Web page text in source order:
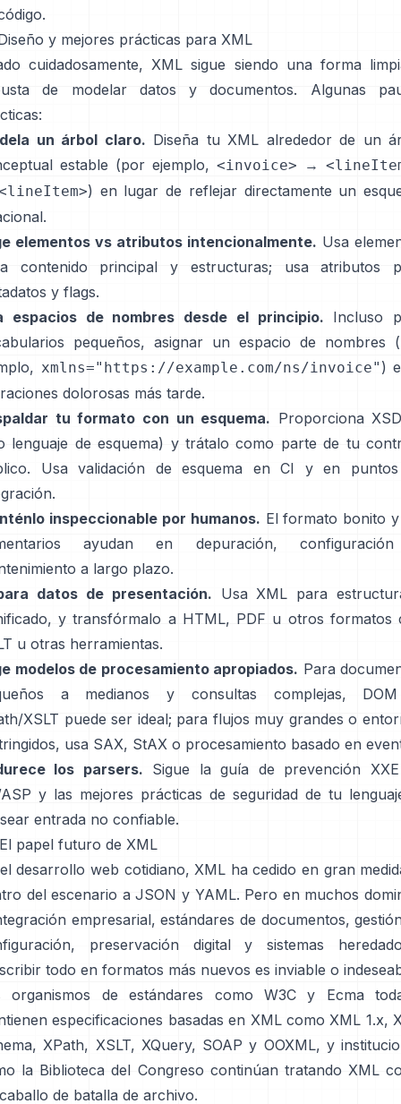
y mejores prácticas para XML
cuidadosamente, XML sigue siendo una forma
de modelar datos y documentos. Algunas
un árbol claro. Diseña tu XML alrededor de un
estable (por ejemplo, <invoice> →
) en lugar de reflejar directamente un
elementos vs atributos intencionalmente. Usa
contenido principal y estructuras; usa atributos
y flags.
espacios de nombres desde el principio. Incluso
pequeños, asignar un espacio de nombres
xmlns="https://example.com/ns/invoice" )
dolorosas más tarde.
tu formato con un esquema. Proporciona
lenguaje de esquema) y trátalo como parte de tu
Usa validación de esquema en CI y en
inspeccionable por humanos. El formato bonito
ayudan en depuración,
a largo plazo.
datos de presentación. Usa XML para
y transfórmalo a HTML, PDF u otros formatos
u otras herramientas.
modelos de procesamiento apropiados. Para
a medianos y consultas complejas,
XSLT puede ser ideal; para flujos muy grandes o
usa SAX, StAX o procesamiento basado en
los parsers. Sigue la guía de prevención
y las mejores prácticas de seguridad de tu
entrada no confiable.
papel futuro de XML
desarrollo web cotidiano, XML ha cedido en gran
del escenario a JSON y YAML. Pero en muchos
empresarial, estándares de documentos,
preservación digital y sistemas
todo en formatos más nuevos es inviable o
organismos de estándares como W3C y Ecma
especificaciones basadas en XML como XML 1.x,
XPath, XSLT, XQuery, SOAP y OOXML, y
la Biblioteca del Congreso continúan tratando XML
de batalla de archivo.